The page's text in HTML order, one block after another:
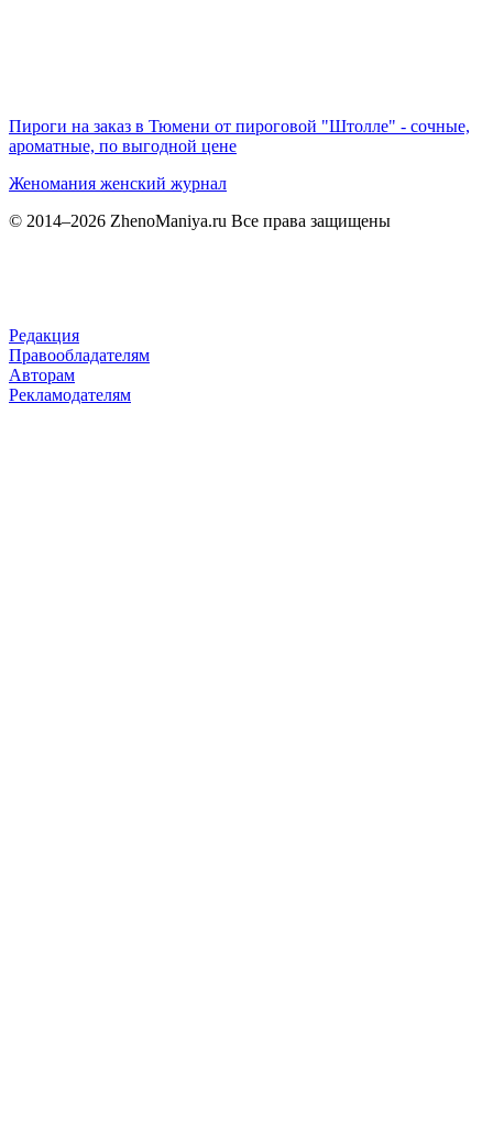
Пироги на заказ в Тюмени от пироговой "Штолле" - сочные,
ароматные, по выгодной цене
Женомания женский журнал
© 2014–2026 ZhenoManiya.ru Все права защищены
Редакция
Правообладателям
Авторам
Рекламодателям